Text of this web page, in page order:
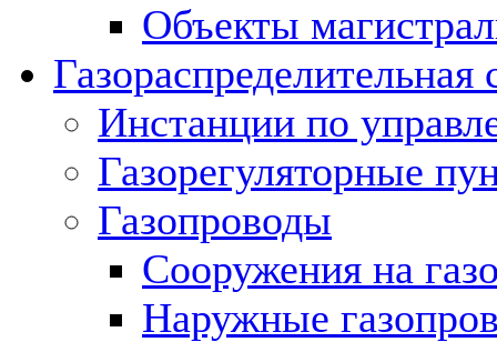
Объекты
Газораспределительная
Инстанции по
Газорегуляторные
Газопроводы
Сооружения на
Наружные